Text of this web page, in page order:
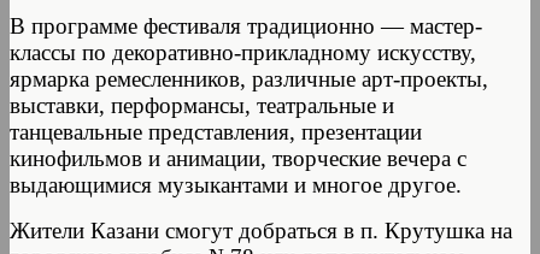
В программе фестиваля традиционно — мастер-
классы по декоративно-прикладному искусству,
ярмарка ремесленников, различные арт-проекты,
выставки, перформансы, театральные и
танцевальные представления, презентации
кинофильмов и анимации, творческие вечера с
выдающимися музыкантами и многое другое.
Жители Казани смогут добраться в п. Крутушка на